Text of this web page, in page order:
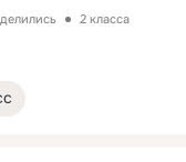
2 класса